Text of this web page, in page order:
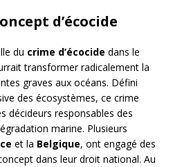
d’écocide
du crime d’écocide dans le
transformer radicalement la
graves aux océans. Défini
des écosystèmes, ce crime
décideurs responsables des
marine. Plusieurs
et la Belgique, ont engagé des
dans leur droit national. Au